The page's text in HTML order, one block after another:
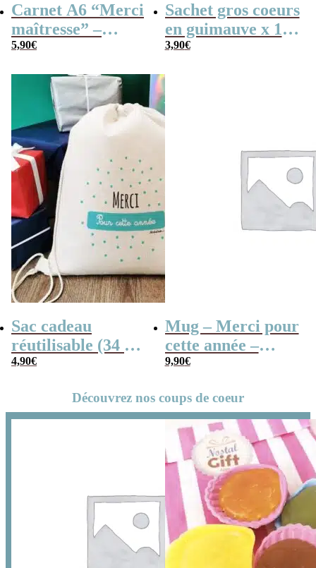
Carnet A6 “Merci
maîtresse” –
Cadeau maîtresse,
5,90€
Sachet gros coeurs
en guimauve x 15
– “Merci” –
3,90€
Sac cadeau
réutilisable (34 x
42 x cm) et sa
pour cette année
4,90€
Mug – Merci pour
cette année –
Collection “Dessin
9,90€
Découvrez nos coups de coeur